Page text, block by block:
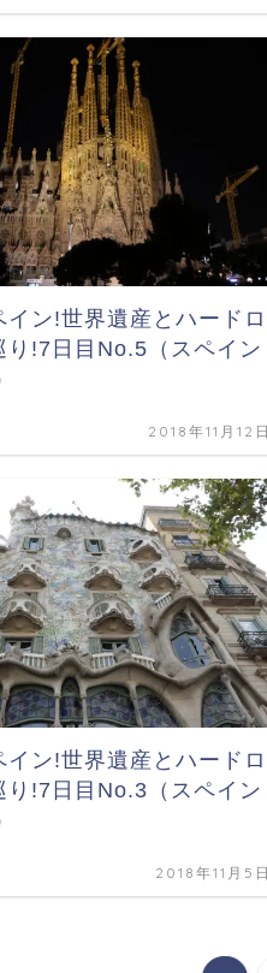
イン!世界遺産とハードロ
り!7日目No.5（スペイン
2018年11月12
イン!世界遺産とハードロ
り!7日目No.3（スペイン
2018年11月5